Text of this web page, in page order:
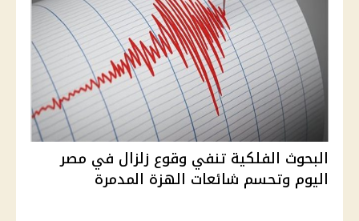
البحوث الفلكية تنفي وقوع زلزال في مصر
اليوم وتحسم شائعات الهزة المدمرة